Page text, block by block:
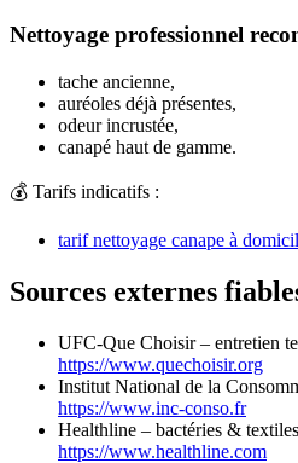
Nettoyage professionnel
tache ancienne,
auréoles déjà présentes,
odeur incrustée,
canapé haut de gamme.
💰 Tarifs indicatifs :
tarif nettoyage canape à
Sources externes
UFC-Que Choisir – entretien
https://www.quechoisir.org
Institut National de la
https://www.inc-conso.fr
Healthline – bactéries & textiles
https://www.healthline.com